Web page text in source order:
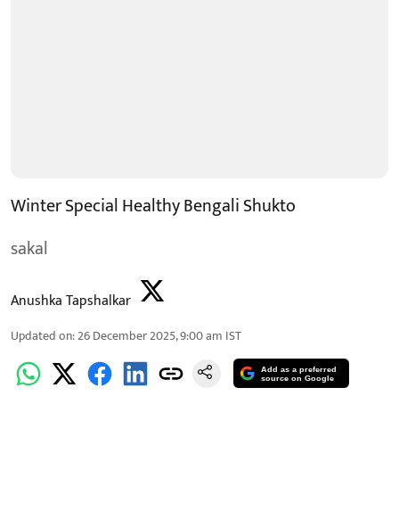
Winter Special Healthy Bengali Shukto
sakal
Anushka Tapshalkar
Updated on:26 December 2025, 9:00 am IST
Add as a preferred
source on Google